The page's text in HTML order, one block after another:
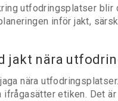
utfodringsplatser
inför jakt,
jakt nära
nära
ifrågasätter etiken. Det